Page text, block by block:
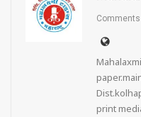
Comments
print